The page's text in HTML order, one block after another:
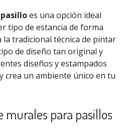
es una opción ideal
tipo de estancia de forma
tradicional técnica de pintar
de diseño tan original y
diseños y estampados
crea un ambiente único en tu
murales para pasillos